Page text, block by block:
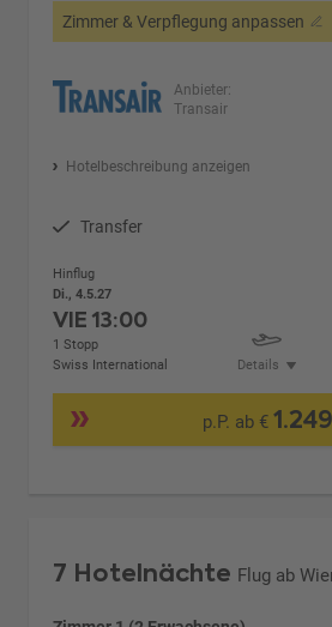
Zimmer & Verpflegung anpassen
Anbieter:
Transair
Hotelbeschreibung anzeigen
Transfer
Hinflug
Di., 4.5.27
VIE13:00
1 Stopp
Swiss International
Details
p.P. ab €
7 Hotelnächte Flug ab